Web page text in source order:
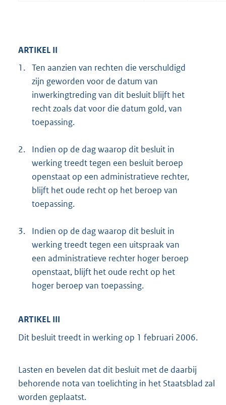
ARTIKEL II
1. Ten aanzien van rechten die verschuldigd
zijn geworden voor de datum van
inwerkingtreding van dit besluit blijft het
recht zoals dat voor die datum gold, van
toepassing.
2.
Indien op de dag waarop dit besluit in
werking treedt tegen een besluit beroep
openstaat op een administratieve rechter,
blijft het oude recht op het beroep van
toepassing.
3.
Indien op de dag waarop dit besluit in
werking treedt tegen een uitspraak van
een administratieve rechter hoger beroep
openstaat, blijft het oude recht op het
hoger beroep van toepassing.
ARTIKEL III
Dit besluit treedt in werking op 1 februari 2006.
Lasten en bevelen dat dit besluit met de daarbij
behorende nota van toelichting in het Staatsblad zal
worden geplaatst.